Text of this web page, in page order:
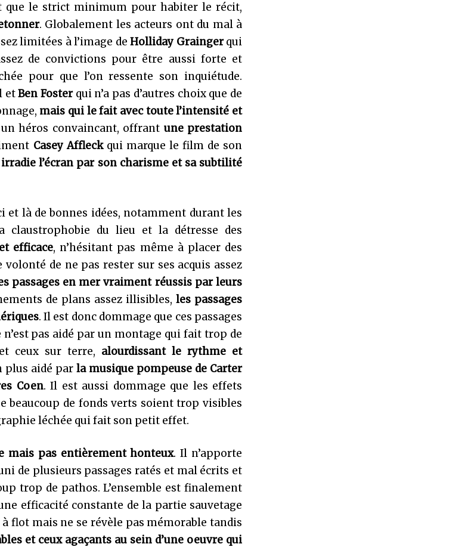
que le strict minimum pour habiter le récit,
. Globalement les acteurs ont du mal à
limitées à l’image deHolliday Graingerqui
de convictions pour être aussi forte et
pour que l’on ressente son inquiétude.
etBen Fosterqui n’a pas d’autres choix que de
mais qui le fait avec toute l’intensité et
héros convaincant, offrant une prestation
Casey Affleckqui marque le film de son
l’écran par son charisme et sa subtilité
et là de bonnes idées, notamment durant les
du lieu et la détresse des
efficace, n’hésitant pas même à placer des
de ne pas rester sur ses acquis assez
passages en mer vraiment réussis par leurs
de plans assez illisibles, les passages
. Il est donc dommage que ces passages
pas aidé par un montage qui fait trop de
ceux sur terre, alourdissant le rythme et
plus aidé par la musique pompeuse de Carter
Coen. Il est aussi dommage que les effets
beaucoup de fonds verts soient trop visibles
léchée qui fait son petit effet.
mais pas entièrement honteux. Il n’apporte
de plusieurs passages ratés et mal écrits et
trop de pathos. L’ensemble est finalement
efficacité constante de la partie sauvetage
flot mais ne se révèle pas mémorable tandis
et ceux agaçants au sein d’une oeuvre qui